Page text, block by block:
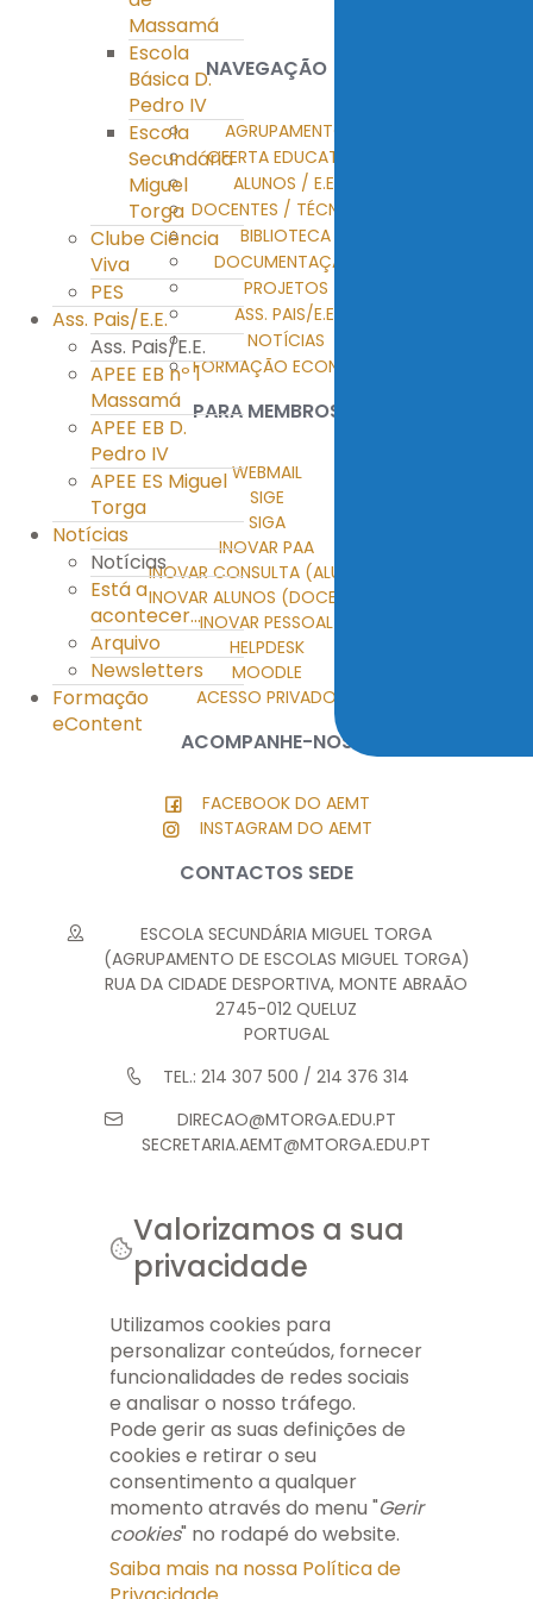
Massamá
Escola
Básica D.
Pedro IV
Escola
Secundária
Miguel
Torga
Clube Ciência
Viva
PES
Ass. Pais/E.E.
Ass. Pais/E.E.
APEE EB nº 1
Massamá
APEE EB D.
Pedro IV
APEE ES Miguel
Torga
Notícias
Notícias
Está a
acontecer...
Arquivo
Newsletters
Formação
eContent
NAVEGAÇÃO
AGRUPAMENTO
OFERTA EDUCATIVA
ALUNOS / E.E.
DOCENTES / TÉCNICOS
BIBLIOTECA
DOCUMENTAÇÃO
PROJETOS
ASS. PAIS/E.E.
NOTÍCIAS
FORMAÇÃO ECONTENT
PARA MEMBROS
WEBMAIL
SIGE
SIGA
INOVAR PAA
INOVAR CONSULTA (ALUNOS)
INOVAR ALUNOS (DOCENTES)
INOVAR PESSOAL
HELPDESK
MOODLE
ACESSO PRIVADO
ACOMPANHE-NOS
FACEBOOK DO AEMT
INSTAGRAM DO AEMT
CONTACTOS SEDE
ESCOLA SECUNDÁRIA MIGUEL TORGA
(AGRUPAMENTO DE ESCOLAS MIGUEL TORGA)
RUA DA CIDADE DESPORTIVA, MONTE ABRAÃO
2745-012 QUELUZ
PORTUGAL
TEL.: 214 307 500 / 214 376 314
DIRECAO@MTORGA.EDU.PT
SECRETARIA.AEMT@MTORGA.EDU.PT
© 2026 AEMT. TODOS OS DIREITOS RESERVADOS.
Valorizamos a sua
privacidade
Utilizamos cookies para
personalizar conteúdos, fornecer
funcionalidades de redes sociais
e analisar o nosso tráfego.
Pode gerir as suas definições de
cookies e retirar o seu
consentimento a qualquer
momento através do menu "Gerir
cookies" no rodapé do website.
Saiba mais na nossa Política de